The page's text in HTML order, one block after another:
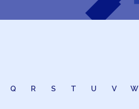
Q R S T U V W